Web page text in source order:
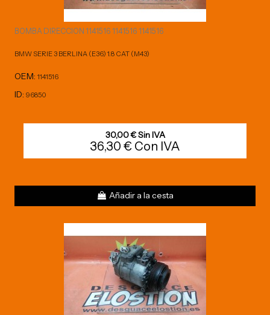
BOMBA DIRECCION 1141516 1141516 1141516
BMW SERIE 3 BERLINA (E36) 1.8 CAT (M43)
OEM: 1141516
ID: 96850
30,00 € Sin IVA
36,30 € Con IVA
Añadir a la cesta